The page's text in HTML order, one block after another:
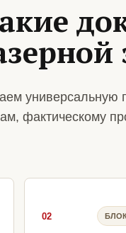
универсальную
фактическому
02